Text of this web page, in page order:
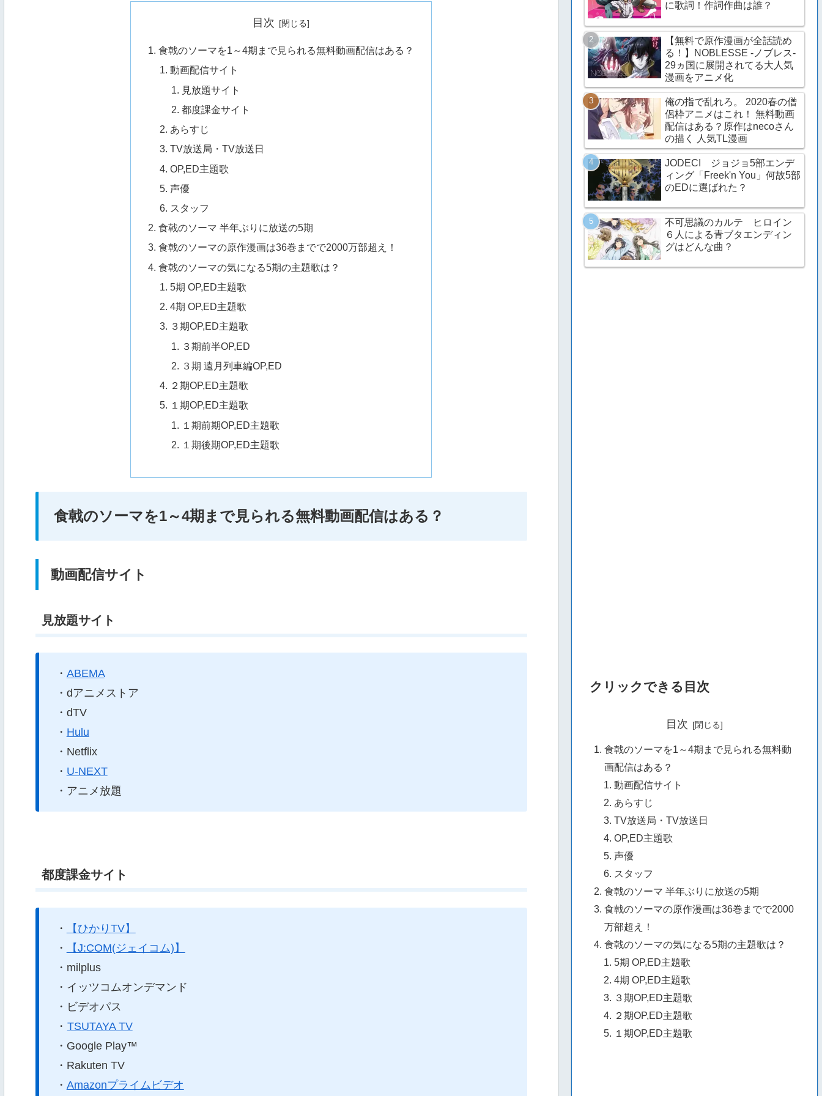
目次
食戟のソーマを1～4期まで見られる無料動画配信はある？
動画配信サイト
見放題サイト
都度課金サイト
あらすじ
TV放送局・TV放送日
OP,ED主題歌
声優
スタッフ
食戟のソーマ 半年ぶりに放送の5期
食戟のソーマの原作漫画は36巻までで2000万部超え！
食戟のソーマの気になる5期の主題歌は？
5期 OP,ED主題歌
4期 OP,ED主題歌
３期OP,ED主題歌
３期前半OP,ED
３期 遠月列車編OP,ED
２期OP,ED主題歌
１期OP,ED主題歌
１期前期OP,ED主題歌
１期後期OP,ED主題歌
食戟のソーマを1～4期まで見られる無料動画配信はある？
動画配信サイト
見放題サイト
・ ABEMA
・dアニメストア
・dTV
・ Hulu
・Netflix
・ U-NEXT
・アニメ放題
都度課金サイト
・
【ひかりTV】
・
【J:COM(ジェイコム)】
・milplus
・イッツコムオンデマンド
・ビデオパス
・ TSUTAYA TV
・Google Play™
・Rakuten TV
・ Amazonプライムビデオ
に歌詞！作詞作曲は誰？
【無料で原作漫画が全話読め
る！】NOBLESSE -ノブレス-
29ヵ国に展開されてる大人気
漫画をアニメ化
俺の指で乱れろ。 2020春の僧
侶枠アニメはこれ！ 無料動画
配信はある？原作はnecoさん
の描く 人気TL漫画
JODECI ジョジョ5部エンデ
ィング「Freek'n You」何故5部
のEDに選ばれた？
不可思議のカルテ ヒロイン
６人による青ブタエンディン
グはどんな曲？
クリックできる目次
目次
食戟のソーマを1～4期まで見られる無料動
画配信はある？
動画配信サイト
あらすじ
TV放送局・TV放送日
OP,ED主題歌
声優
スタッフ
食戟のソーマ 半年ぶりに放送の5期
食戟のソーマの原作漫画は36巻までで2000
万部超え！
食戟のソーマの気になる5期の主題歌は？
5期 OP,ED主題歌
4期 OP,ED主題歌
３期OP,ED主題歌
２期OP,ED主題歌
１期OP,ED主題歌